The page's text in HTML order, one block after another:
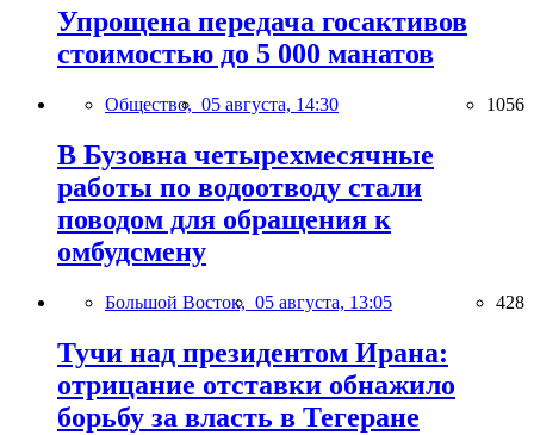
Упрощена передача госактивов
стоимостью до 5 000 манатов
Общество, 05 августа, 14:30 1056
В Бузовна четырехмесячные
работы по водоотводу стали
поводом для обращения к
омбудсмену
Большой Восток, 05 августа, 13:05 428
Тучи над президентом Ирана:
отрицание отставки обнажило
борьбу за власть в Тегеране